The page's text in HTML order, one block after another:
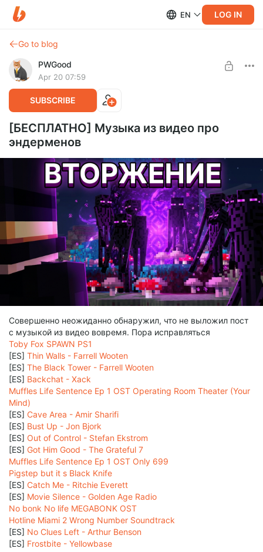
EN LOG IN
Go to blog
PWGood
Apr 20 07:59
SUBSCRIBE
[БЕСПЛАТНО] Музыка из видео про
эндерменов
Совершенно неожиданно обнаружил, что не выложил пост
с музыкой из видео вовремя. Пора исправляться
Toby Fox SPAWN PS1
[ES] Thin Walls - Farrell Wooten
[ES] The Black Tower - Farrell Wooten
[ES] Backchat - Xack
Muffles Life Sentence Ep 1 OST Operating Room Theater (Your
Mind)
[ES] Cave Area - Amir Sharifi
[ES] Bust Up - Jon Bjork
[ES] Out of Control - Stefan Ekstrom
[ES] Got Him Good - The Grateful 7
Muffles Life Sentence Ep 1 OST Only 699
Pigstep but it s Black Knife
[ES] Catch Me - Ritchie Everett
[ES] Movie Silence - Golden Age Radio
No bonk No life MEGABONK OST
Hotline Miami 2 Wrong Number Soundtrack
[ES] No Clues Left - Arthur Benson
[ES] Frostbite - Yellowbase